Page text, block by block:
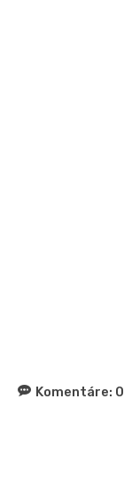
Komentáre: 0